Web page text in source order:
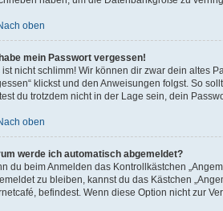
oben
mein Passwort vergessen!
ist nicht schlimm! Wir können dir zwar dein altes
klickst und den Anweisungen folgst. So
du trotzdem nicht in der Lage sein, dein
oben
werde ich automatisch abgemeldet?
du beim Anmelden das Kontrollkästchen
zu bleiben, kannst du das Kästchen
befindest. Wenn diese Option nicht zur